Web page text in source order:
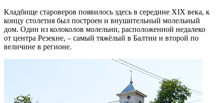
Кладбище староверов появилось здесь в середине XIX века, к
концу столетия был построен и внушительный молельный
дом. Один из колоколов молельни, расположенной недалеко
от центра Резекне, – самый тяжёлый в Балтии и второй по
величине в регионе.